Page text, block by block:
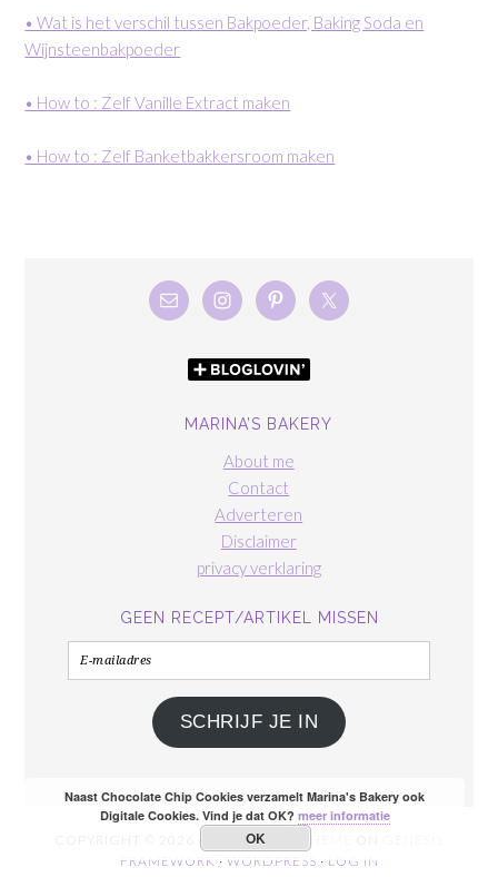
• Wat is het verschil tussen Bakpoeder, Baking Soda en
Wijnsteenbakpoeder
• How to : Zelf Vanille Extract maken
• How to : Zelf Banketbakkersroom maken
MARINA’S BAKERY
About me
Contact
Adverteren
Disclaimer
privacy verklaring
GEEN RECEPT/ARTIKEL MISSEN
E-
mailadres
SCHRIJF JE IN
COPYRIGHT © 2026 · FOODIE PRO THEME
FRAMEWORK · WORDPRESS · LOG IN
Naast Chocolate Chip Cookies verzamelt Marina's Bakery ook
Digitale Cookies. Vind je dat OK? meer informatie
OK